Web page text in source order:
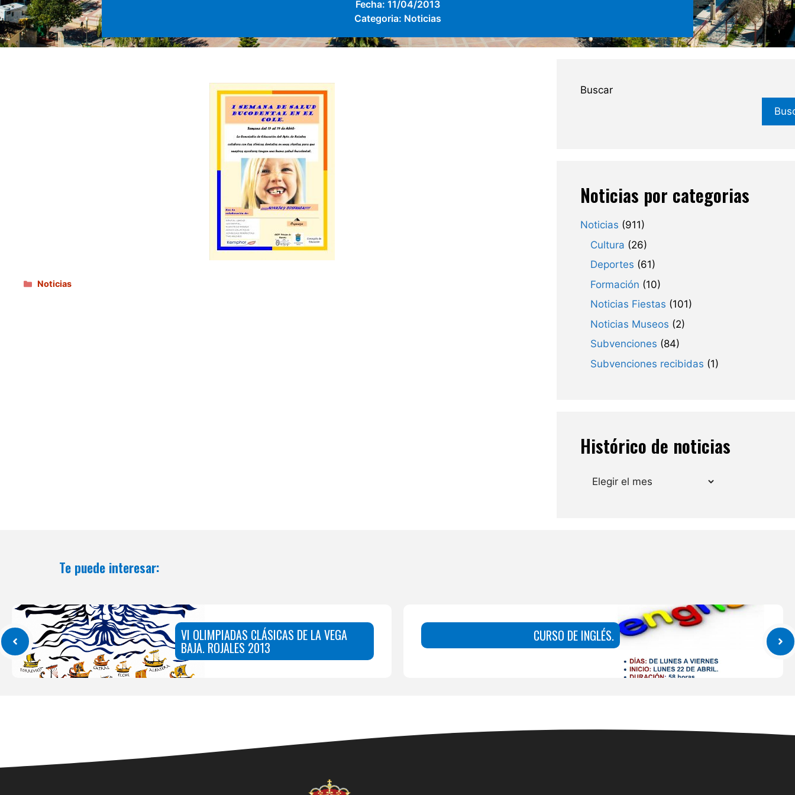
Fecha: 11/04/2013
Categoria: Noticias
Categorías
Noticias
Buscar
Noticias por categorias
Noticias (911)
Cultura (26)
Deportes (61)
Formación (10)
Noticias Fiestas (101)
Noticias Museos (2)
Subvenciones (84)
Subvenciones recibidas (1)
Histórico de noticias
Archivos
Te puede interesar:
VI OLIMPIADAS CLÁSICAS DE LA VEGA
BAJA. ROJALES 2013
CURSO DE INGLÉS.